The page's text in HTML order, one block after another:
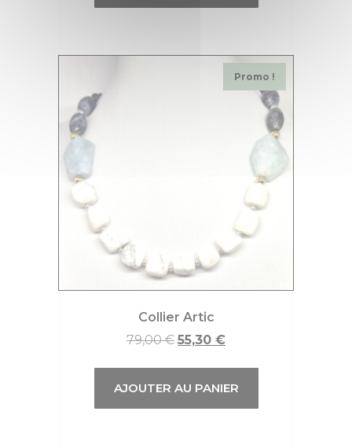
Promo !
Collier Artic
79,00€ 55,30 €
AJOUTER AU PANIER